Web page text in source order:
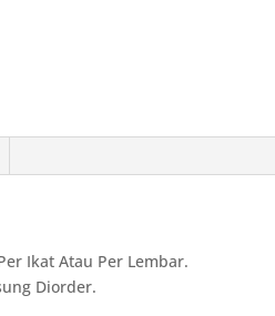
Kresek
Ikat Atau Per Lembar.
Diorder.